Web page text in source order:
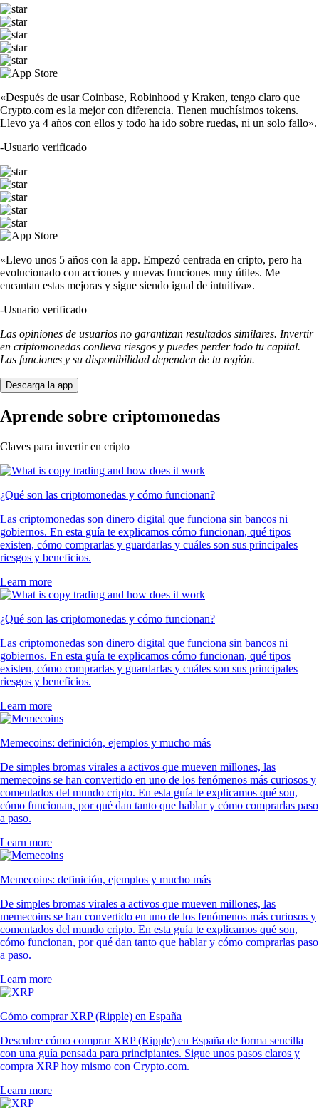
«Después de usar Coinbase, Robinhood y Kraken, tengo claro que
Crypto.com es la mejor con diferencia. Tienen muchísimos tokens.
Llevo ya 4 años con ellos y todo ha ido sobre ruedas, ni un solo fallo».
-Usuario verificado
«Llevo unos 5 años con la app. Empezó centrada en cripto, pero ha
evolucionado con acciones y nuevas funciones muy útiles. Me
encantan estas mejoras y sigue siendo igual de intuitiva».
-Usuario verificado
Las opiniones de usuarios no garantizan resultados similares. Invertir
en criptomonedas conlleva riesgos y puedes perder todo tu capital.
Las funciones y su disponibilidad dependen de tu región.
Descarga la app
Aprende sobre criptomonedas
Claves para invertir en cripto
¿Qué son las criptomonedas y cómo funcionan?
Las criptomonedas son dinero digital que funciona sin bancos ni
gobiernos. En esta guía te explicamos cómo funcionan, qué tipos
existen, cómo comprarlas y guardarlas y cuáles son sus principales
riesgos y beneficios.
Learn more
¿Qué son las criptomonedas y cómo funcionan?
Las criptomonedas son dinero digital que funciona sin bancos ni
gobiernos. En esta guía te explicamos cómo funcionan, qué tipos
existen, cómo comprarlas y guardarlas y cuáles son sus principales
riesgos y beneficios.
Learn more
Memecoins: definición, ejemplos y mucho más
De simples bromas virales a activos que mueven millones, las
memecoins se han convertido en uno de los fenómenos más curiosos y
comentados del mundo cripto. En esta guía te explicamos qué son,
cómo funcionan, por qué dan tanto que hablar y cómo comprarlas paso
a paso.
Learn more
Memecoins: definición, ejemplos y mucho más
De simples bromas virales a activos que mueven millones, las
memecoins se han convertido en uno de los fenómenos más curiosos y
comentados del mundo cripto. En esta guía te explicamos qué son,
cómo funcionan, por qué dan tanto que hablar y cómo comprarlas paso
a paso.
Learn more
Cómo comprar XRP (Ripple) en España
Descubre cómo comprar XRP (Ripple) en España de forma sencilla
con una guía pensada para principiantes. Sigue unos pasos claros y
compra XRP hoy mismo con Crypto.com.
Learn more